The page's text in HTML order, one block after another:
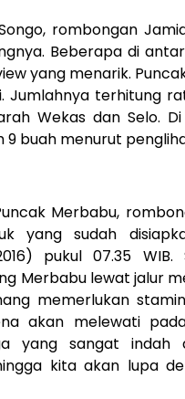
rombongan
Beberapa di
yang menarik.
terhitung
Wekas dan Selo.
9 buah menurut
Merbabu,
yang sudah
pukul 07.35 WIB.
Merbabu lewat jalur
memerlukan
akan melewati
yang sangat indah
kita akan lupa